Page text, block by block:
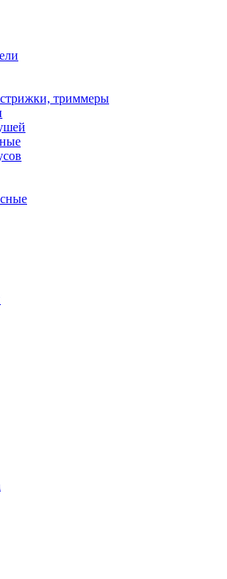
триммеры